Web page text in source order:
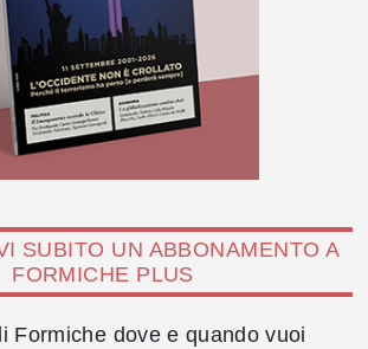
SUBITO UN ABBONAMENTO A
FORMICHE PLUS
Formiche dove e quando vuoi